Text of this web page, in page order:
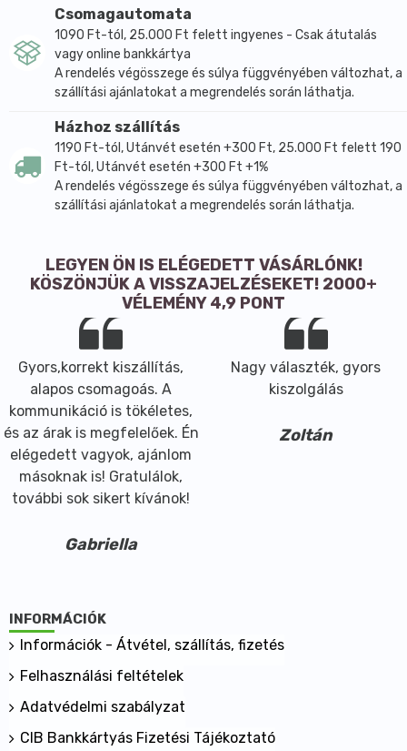
Csomagautomata
1090 Ft-tól, 25.000 Ft felett ingyenes - Csak átutalás
vagy online bankkártya
A rendelés végösszege és súlya függvényében változhat, a
szállítási ajánlatokat a megrendelés során láthatja.
Házhoz szállítás
1190 Ft-tól, Utánvét esetén +300 Ft, 25.000 Ft felett 190
Ft-tól, Utánvét esetén +300 Ft +1%
A rendelés végösszege és súlya függvényében változhat, a
szállítási ajánlatokat a megrendelés során láthatja.
LEGYEN ÖN IS ELÉGEDETT VÁSÁRLÓNK!
KÖSZÖNJÜK A VISSZAJELZÉSEKET! 2000+
VÉLEMÉNY 4,9 PONT
Gyors,korrekt kiszállítás,
alapos csomagoás. A
kommunikáció is tökéletes,
és az árak is megfelelőek. Én
elégedett vagyok, ajánlom
másoknak is! Gratulálok,
további sok sikert kívánok!
Gabriella
Nagy választék, gyors
kiszolgálás
Zoltán
INFORMÁCIÓK
Információk - Átvétel, szállítás, fizetés
Felhasználási feltételek
Adatvédelmi szabályzat
CIB Bankkártyás Fizetési Tájékoztató